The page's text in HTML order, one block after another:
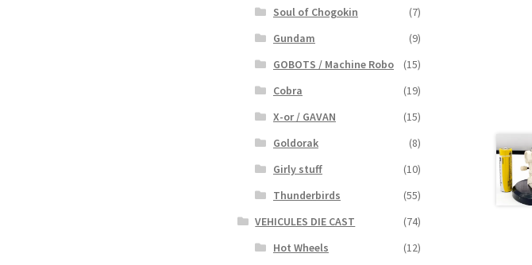
Soul of Chogokin
(7)
Gundam
(9)
GOBOTS / Machine Robo
(15)
Cobra
(19)
X-or / GAVAN
(15)
Goldorak
(8)
Girly stuff
(10)
Thunderbirds
(55)
VEHICULES DIE CAST
(74)
Hot Wheels
(12)